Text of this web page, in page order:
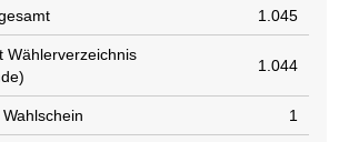
1.045
Wählerverzeichnis
1.044
1